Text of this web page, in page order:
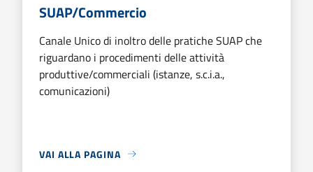
SUAP/Commercio
Canale Unico di inoltro delle pratiche SUAP che
riguardano i procedimenti delle attività
produttive/commerciali (istanze, s.c.i.a.,
comunicazioni)
VAI ALLA PAGINA